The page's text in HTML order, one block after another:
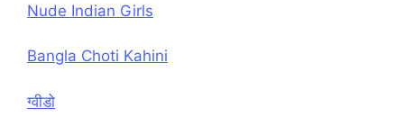
Nude Indian Girls
Bangla Choti Kahini
ग्वीडो